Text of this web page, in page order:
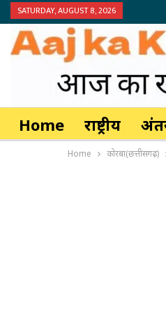
SATURDAY, AUGUST 8, 2026
Home राष्ट्रीय
Home कोरबा(छत्तीसगढ़)